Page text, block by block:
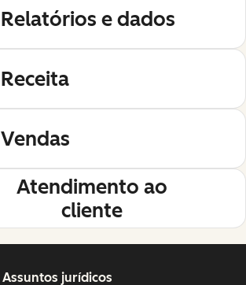
Relatórios e dados
Receita
Vendas
Atendimento ao
cliente
Assuntos jurídicos